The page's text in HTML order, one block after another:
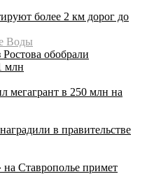
более 2 км дорог до
Воды
обобрали
млн
мегагрант в 250 млн на
в правительстве
Ставрополье примет